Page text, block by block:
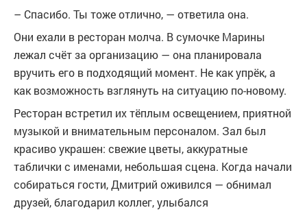
– Спасибо. Ты тоже отлично, — ответила она.
Они ехали в ресторан молча. В сумочке Марины
лежал счёт за организацию — она планировала
вручить его в подходящий момент. Не как упрёк, а
как возможность взглянуть на ситуацию по-новому.
Ресторан встретил их тёплым освещением, приятной
музыкой и внимательным персоналом. Зал был
красиво украшен: свежие цветы, аккуратные
таблички с именами, небольшая сцена. Когда начали
собираться гости, Дмитрий оживился — обнимал
друзей, благодарил коллег, улыбался